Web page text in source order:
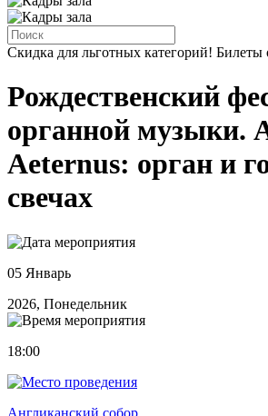
Скидка для льготных категорий! Билеты
Рождественский
органной музыки.
Aeternus: орган и
свечах
05 Январь
2026, Понедельник
18:00
Англиканский собор